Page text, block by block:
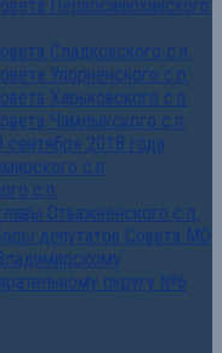
Первосинюхинского
Сладковского с.п.
Упорненского с.п.
Харьковского с.п.
Чамлыкского с.п.
сентября 2018 года
с.п.
с.п.
Отважненского с.п.
депутатов Совета МО
округу №6